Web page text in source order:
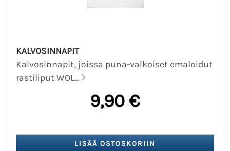
KALVOSINNAPIT
Kalvosinnapit, joissa puna-valkoiset emaloidut
rastiliput WOL...
9,90 €